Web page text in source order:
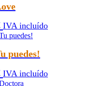
IVA incluído
puedes!
IVA incluído